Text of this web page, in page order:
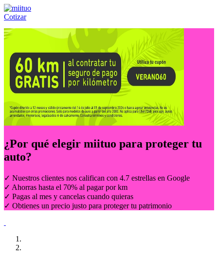
Cotizar
Llámanos al:(55) 84-21-05-00 ó
¿Por qué elegir miituo para proteger tu
auto?
✓ Nuestros clientes nos califican con 4.7 estrellas en Google
✓ Ahorras hasta el 70% al pagar por km
✓ Pagas al mes y cancelas cuando quieras
✓ Obtienes un precio justo para proteger tu patrimonio